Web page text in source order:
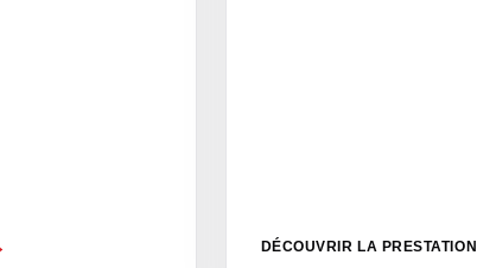
DÉCOUVRIR LA PRESTATION